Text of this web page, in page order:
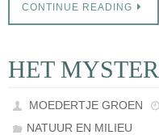
CONTINUE READING
HET
MOEDERTJE GROEN
NATUUR EN MILIEU